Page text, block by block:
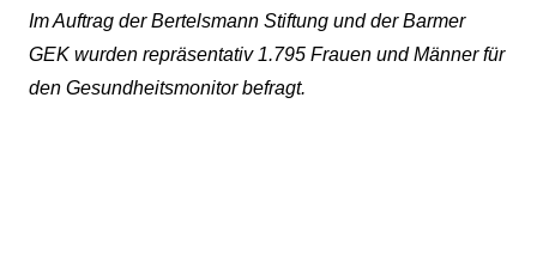
Im Auftrag der Bertelsmann Stiftung und der Barmer
GEK wurden repräsentativ 1.795 Frauen und Männer für
den Gesundheitsmonitor befragt.